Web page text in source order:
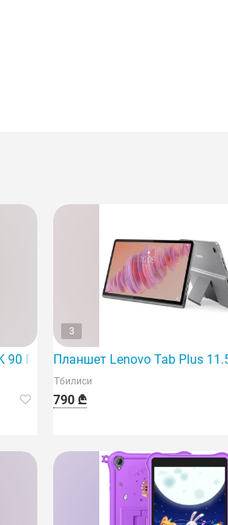
90 Гц 8 ГБ 256 ГБ Лунный серый
3
Планшет Lenovo Tab Plus
Тбилиси
790 ₾